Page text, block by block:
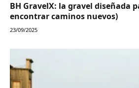
BH GravelX: la gravel diseñada
encontrar caminos nuevos)
23/09/2025